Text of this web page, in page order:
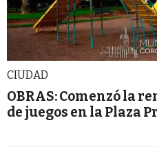
CIUDAD
OBRAS: Comenzó la
de juegos en la Plaza